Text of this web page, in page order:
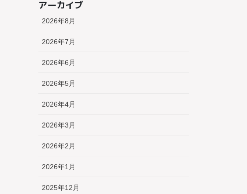
アーカイブ
2026年8月
2026年7月
2026年6月
2026年5月
2026年4月
2026年3月
2026年2月
2026年1月
2025年12月